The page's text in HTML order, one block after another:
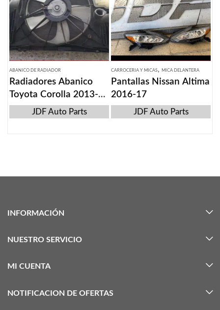
ABANICO DE RADIADOR
Radiadores Abanico
Toyota Corolla 2013-
2019JDF Auto Parts
CARROCERIA Y MICAS, MICA DELANTERA
Pantallas Nissan Altima
2016-17
JDF Auto Parts
INFORMACIÓN
NUESTRO SERVICIO
MI CUENTA
NOTIFICACION DE OFERTAS